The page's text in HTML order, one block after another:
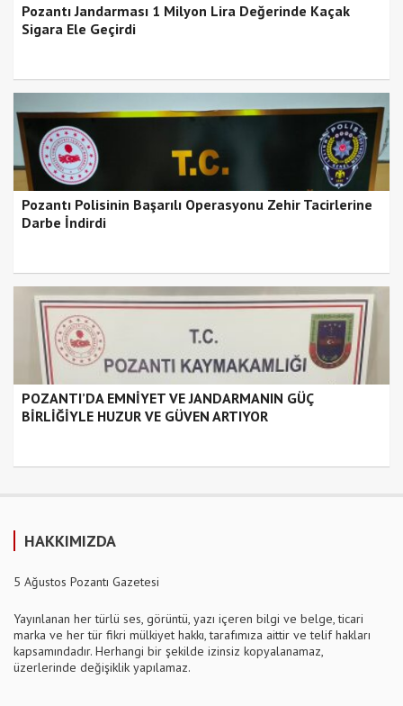
Pozantı Jandarması 1 Milyon Lira Değerinde Kaçak
Sigara Ele Geçirdi
Pozantı Polisinin Başarılı Operasyonu Zehir Tacirlerine
Darbe İndirdi
POZANTI’DA EMNİYET VE JANDARMANIN GÜÇ
BİRLİĞİYLE HUZUR VE GÜVEN ARTIYOR
HAKKIMIZDA
5 Ağustos Pozantı Gazetesi
Yayınlanan her türlü ses, görüntü, yazı içeren bilgi ve belge, ticari
marka ve her tür fikri mülkiyet hakkı, tarafımıza aittir ve telif hakları
kapsamındadır. Herhangi bir şekilde izinsiz kopyalanamaz,
üzerlerinde değişiklik yapılamaz.